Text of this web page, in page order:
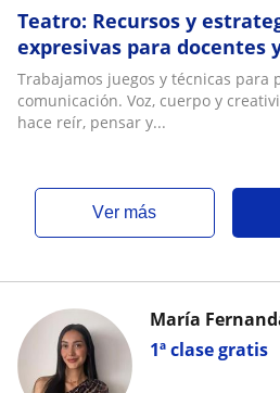
Teatro: Recursos y
expresivas para docentes
profesionales.
Pres y virt
Trabajamos juegos y técnicas para
comunicación. Voz, cuerpo y
hace reír, pensar y...
ver más
1ª clase gratis
María